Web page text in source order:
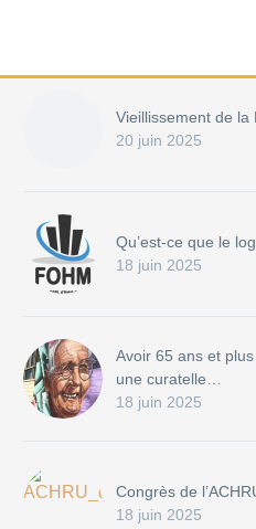
Vieillissement de la
20 juin 2025
Qu’est-ce que le
18 juin 2025
Avoir 65 ans et
une curatelle…
18 juin 2025
Congrès de
18 juin 2025